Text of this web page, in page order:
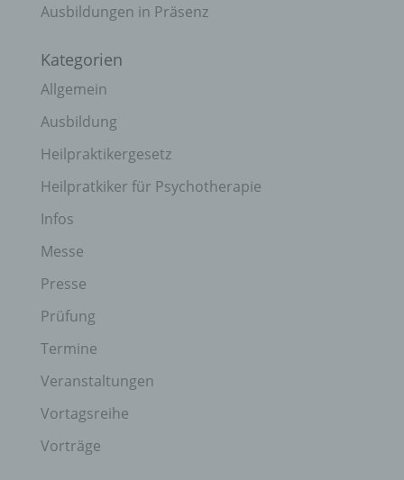
Ausbildungen in Präsenz
Kategorien
Allgemein
Ausbildung
Heilpraktikergesetz
Heilpratkiker für Psychotherapie
Infos
Messe
Presse
Prüfung
Termine
Veranstaltungen
Vortagsreihe
Vorträge